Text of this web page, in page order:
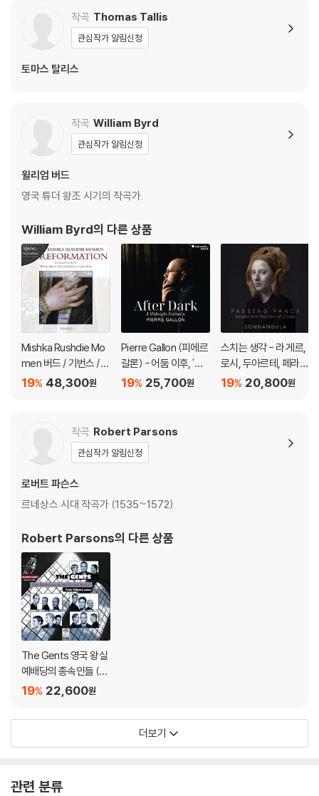
작곡 Thomas Tallis
관심작가 알림신청
토마스 탈리스
작곡 William Byrd
관심작가 알림신청
윌리엄 버드
영국 튜더 왕조 시기의 작곡가.
William Byrd의 다른 상품
Mishka Rushdie Mo
men 버드 / 기번스 /
불: 건반곡집 (Reform
48,300원
19%
Pierre Gallon (피에르
갈론) - 어둠 이후, '한
밤의 판타지아' (After
25,700원
19%
스치는 생각 - 라 게르,
로시, 두아르테, 페라보
스코, 버드 등의 음악
20,800원
19%
작곡 Robert Parsons
관심작가 알림신청
로버트 파슨스
르네상스 시대 작곡가 (1535~1572)
Robert Parsons의 다른 상품
The Gents 영국 왕실
예배당의 종속인들 (T
he Gentlemen Of T
22,600원
19%
더보기
관련 분류